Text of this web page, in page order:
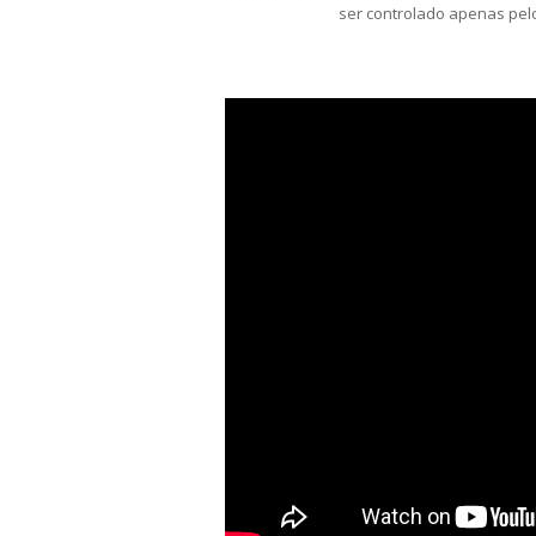
ser controlado apenas